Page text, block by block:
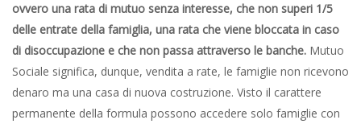
ovvero una rata di mutuo senza interesse, che non superi 1/5
delle entrate della famiglia, una rata che viene bloccata in caso
di disoccupazione e che non passa attraverso le banche. Mutuo
Sociale significa, dunque, vendita a rate, le famiglie non ricevono
denaro ma una casa di nuova costruzione. Visto il carattere
permanente della formula possono accedere solo famiglie con